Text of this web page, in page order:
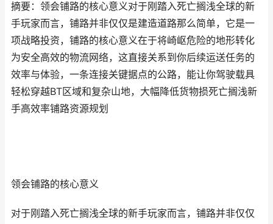
摘要：领会铺路的核心意义对于刚踏入死亡搁浅全球的新
手玩家而言，铺路并非仅仅是建造道路那么简单，它是一
项战略投资，铺路的核心意义在于将崎岖危险的地形转化
为安全高效的物流网络，这直接关系到你后续运送任务的
效率与体验，一条连接关键据点的公路，能让你驾驶载具
轻松穿越BT区域和复杂山地，大幅降低货物损死亡搁浅新
手高效率铺路资源规划
领会铺路的核心意义
对于刚踏入死亡搁浅全球的新手玩家而言，铺路并非仅仅